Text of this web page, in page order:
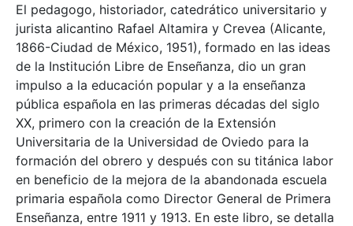
El pedagogo, historiador, catedrático universitario y
jurista alicantino Rafael Altamira y Crevea (Alicante,
1866-Ciudad de México, 1951), formado en las ideas
de la Institución Libre de Enseñanza, dio un gran
impulso a la educación popular y a la enseñanza
pública española en las primeras décadas del siglo
XX, primero con la creación de la Extensión
Universitaria de la Universidad de Oviedo para la
formación del obrero y después con su titánica labor
en beneficio de la mejora de la abandonada escuela
primaria española como Director General de Primera
Enseñanza, entre 1911 y 1913. En este libro, se detalla